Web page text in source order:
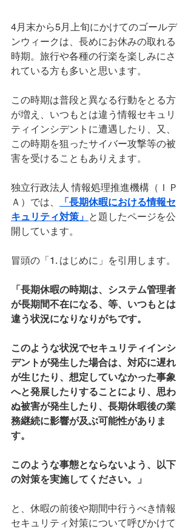
4月末から5月上旬にかけてのゴールデ
ンウィークは、長めにお休みの取れる
時期。旅行や各種の行楽を楽しみにさ
れている方も多いと思います。
この時期は普段と異なる行動をとる方
が増え、いつもとは違う情報セキュリ
ティインシデントに遭遇したり、又、
この時期を狙ったサイバー攻撃等の被
害を受けることもありえます。
独立行政法人 情報処理推進機構（ＩＰ
Ａ）では、
「長期休暇における情報セ
キュリティ対策」 と題したページを公
開しています。
冒頭の「1. はじめに」を引用します。
「長期休暇の時期は、システム管理者
が長期間不在になる、等、いつもとは
違う状況になりなりがちです。
このような状況でセキュリティインシ
デントが発生した場合は、対応に遅れ
が生じたり、想定していなかった事象
へと発展したりすることにより、思わ
ぬ被害が発生したり、長期休暇後の業
務継続に影響が及ぶ可能性がありま
す。
このような事態とならないよう、以下
の対策を実施してください。」
と、休暇の前後や期間中行うべき情報
セキュリティ対策について呼びかけて